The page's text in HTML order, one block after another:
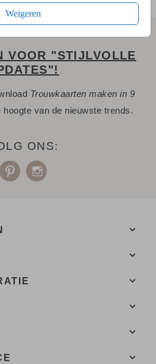
Weigereneen proefdruk. Bij je
met voorbeeldjes van alle
het antwoord.
met ons op. We helpen je
VOOR "STIJLVOLLE
Trouwkaarten maken in 9
hoogte van de nieuwste trends.
ONS: